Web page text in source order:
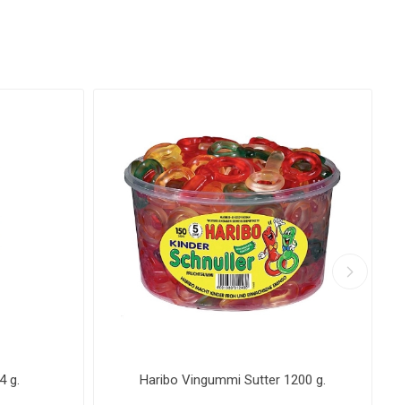
g. Haribo Vingummi Sutter 1200 g.